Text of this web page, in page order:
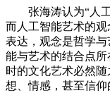
张海涛认为“人工
而人工智能艺术的
表达，观念是哲学
能与艺术的结合点
时的文化艺术必然
想、情感，甚至信